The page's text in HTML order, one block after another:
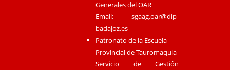
Generales del OAR
Email:sgaag.oar@dip-
badajoz.es
Patronato de la Escuela
Provincial de Tauromaquia
Servicio de Gestión